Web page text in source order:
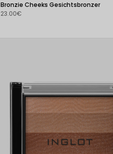
Bronzie Cheeks Gesichtsbronzer
23.00€